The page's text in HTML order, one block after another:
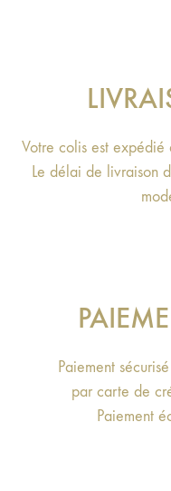
Votre colis est
Le délai de livraison
Paiement
par carte de
Paiement